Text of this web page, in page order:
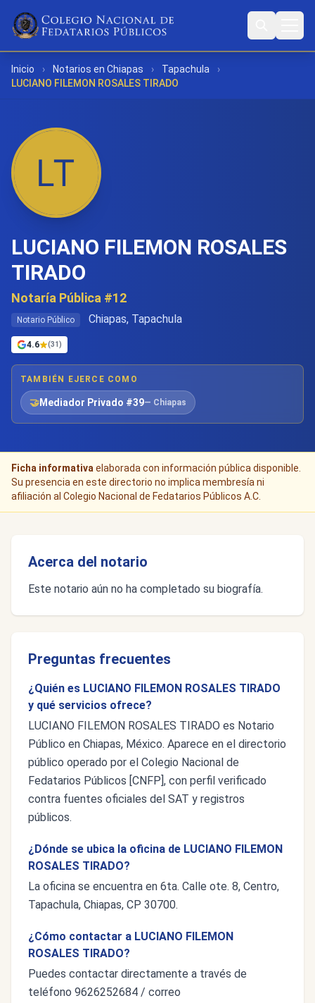
Inicio › Notarios en Chiapas › Tapachula
›
LUCIANO FILEMON ROSALES TIRADO
LUCIANO FILEMON ROSALES
TIRADO
Notaría Pública #12
Notario Público Chiapas, Tapachula
4.6 (31)
TAMBIÉN EJERCE COMO
🤝Mediador Privado #39— Chiapas
Ficha informativa elaborada con información pública disponible.
Su presencia en este directorio no implica membresía ni
afiliación al Colegio Nacional de Fedatarios Públicos A.C.
Acerca del notario
Este notario aún no ha completado su biografía.
Preguntas frecuentes
¿Quién es LUCIANO FILEMON ROSALES TIRADO
y qué servicios ofrece?
LUCIANO FILEMON ROSALES TIRADO es Notario
Público en Chiapas, México. Aparece en el directorio
público operado por el Colegio Nacional de
Fedatarios Públicos [CNFP], con perfil verificado
contra fuentes oficiales del SAT y registros
públicos.
¿Dónde se ubica la oficina de LUCIANO FILEMON
ROSALES TIRADO?
La oficina se encuentra en 6ta. Calle ote. 8, Centro,
Tapachula, Chiapas, CP 30700.
¿Cómo contactar a LUCIANO FILEMON
ROSALES TIRADO?
Puedes contactar directamente a través de
teléfono 9626252684 / correo